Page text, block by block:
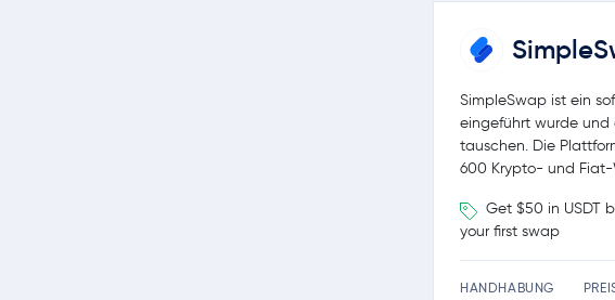
SimpleSwap ist ein
eingeführt wurde und
tauschen. Die
600 Krypto- und
Get $50 in USDT
your first swap
HANDHABUNG